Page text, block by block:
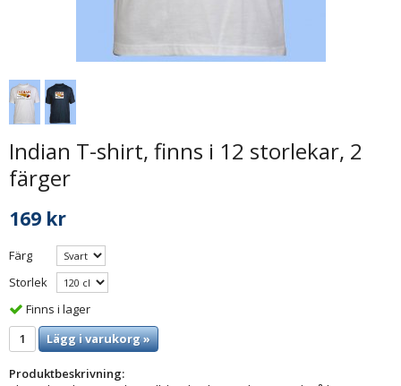
Indian T-shirt, finns i 12 storlekar, 2
färger
169 kr
Färg
Storlek
Finns i lager
Lägg i varukorg »
Produktbeskrivning: